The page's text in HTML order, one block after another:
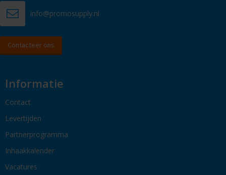
info@promosupply.nl
Contacteer ons
Informatie
Contact
Levertijden
Partnerprogramma
Inhaakkalender
Vacatures